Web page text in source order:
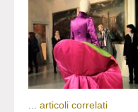
... articoli correlati